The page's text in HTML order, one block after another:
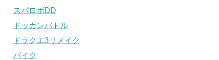
スパロボDD
ドッカンバトル
ドラクエ3リメイク
バイク